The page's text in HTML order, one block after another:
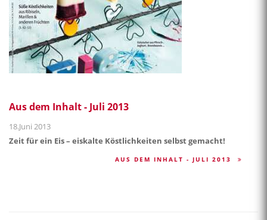
Aus dem Inhalt - Juli 2013
18.Juni 2013
Zeit für ein Eis – eiskalte Köstlichkeiten selbst gemacht!
AUS DEM INHALT - JULI 2013